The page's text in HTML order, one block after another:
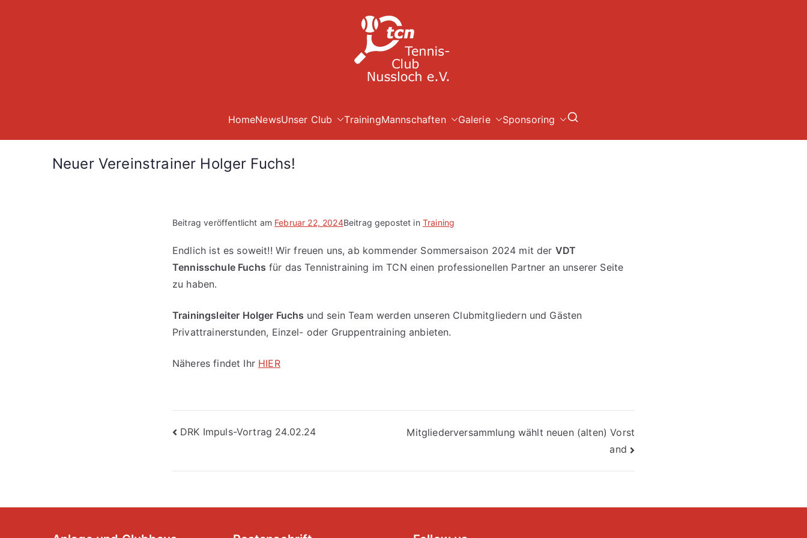
HomeNewsUnser Club TrainingMannschaften Galerie Sponsoring
Neuer Vereinstrainer Holger Fuchs!
Beitrag veröffentlicht am Februar 22, 2024Beitrag gepostet in Training
Endlich ist es soweit!! Wir freuen uns, ab kommender Sommersaison 2024 mit der VDT
Tennisschule Fuchs für das Tennistraining im TCN einen professionellen Partner an unserer Seite
zu haben.
Trainingsleiter Holger Fuchs und sein Team werden unseren Clubmitgliedern und Gästen
Privattrainerstunden, Einzel- oder Gruppentraining anbieten.
Näheres findet Ihr HIER
Beitragsnavigation
DRK Impuls-Vortrag 24.02.24
Mitgliederversammlung wählt neuen (alten) Vorst
and